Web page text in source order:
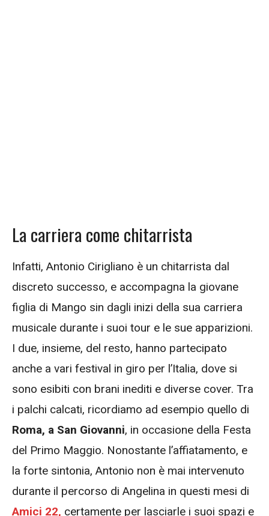
La carriera come chitarrista
Infatti, Antonio Cirigliano è un chitarrista dal
discreto successo, e accompagna la giovane
figlia di Mango sin dagli inizi della sua carriera
musicale durante i suoi tour e le sue apparizioni.
I due, insieme, del resto, hanno partecipato
anche a vari festival in giro per l’Italia, dove si
sono esibiti con brani inediti e diverse cover. Tra
i palchi calcati, ricordiamo ad esempio quello di
Roma, a San Giovanni, in occasione della Festa
del Primo Maggio. Nonostante l’affiatamento, e
la forte sintonia, Antonio non è mai intervenuto
durante il percorso di Angelina in questi mesi di
Amici 22, certamente per lasciarle i suoi spazi e